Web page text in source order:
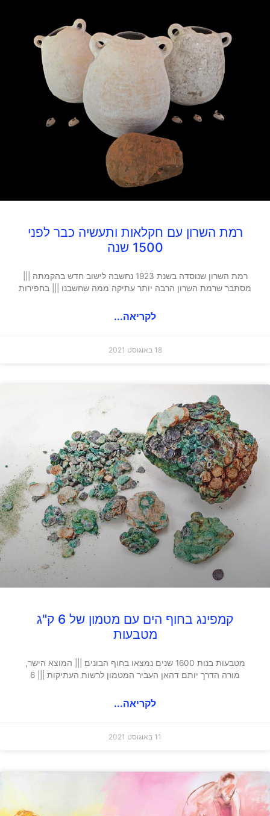
רמת השרון עם חקלאות ותעשיה כבר לפני
1500 שנה
רמת השרון שנוסדה בשנת 1923 נחשבה לישוב חדש בהקמתה |||
מסתבר שרמת השרון הרבה יותר עתיקה ממה שחשבנו ||| בחפירות
לקריאה...
18 באוגוסט 2021
קמפינג בחוף הים עם מטמון של 6 ק"ג
מטבעות
מטבעות בנות 1600 שנים נמצאו בחוף הבונים ||| המוצא הישר,
מורה הדרך יותם דהאן העביר המטמון לרשות העתיקות ||| 6
לקריאה...
11 באוגוסט 2021